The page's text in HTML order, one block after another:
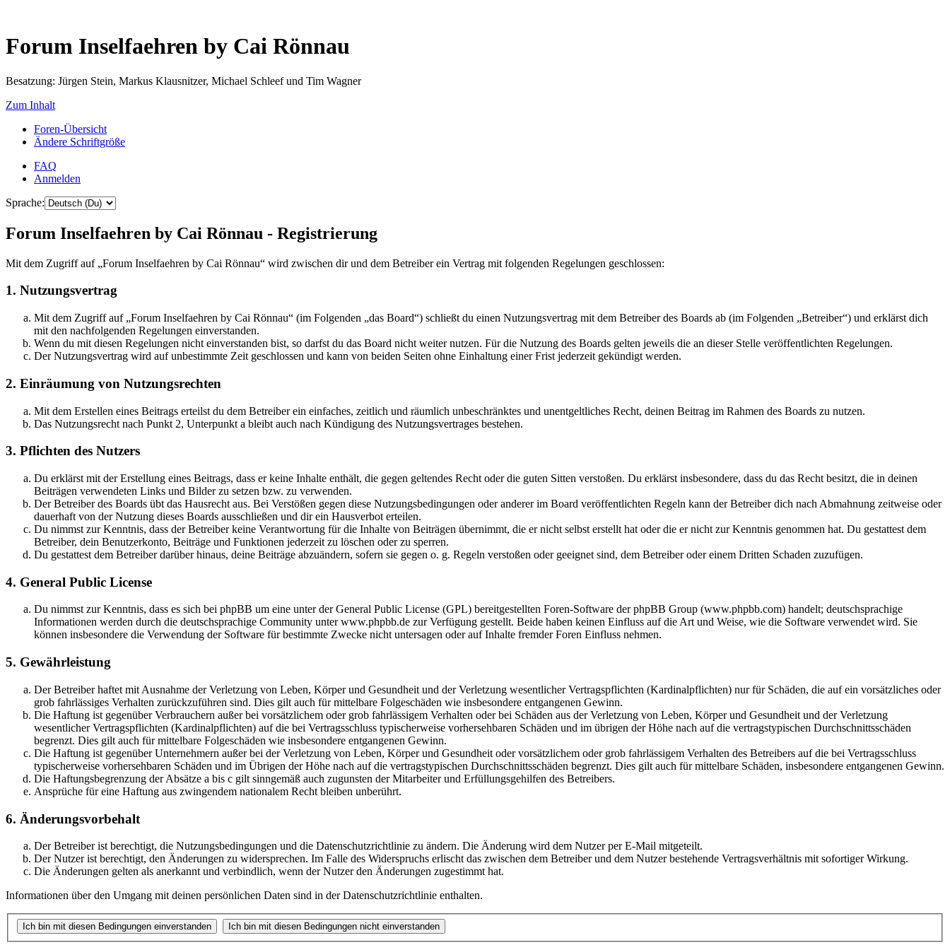
Forum Inselfaehren by Cai Rönnau
Besatzung: Jürgen Stein, Markus Klausnitzer, Michael Schleef und Tim Wagner
Zum Inhalt
Foren-Übersicht
Ändere Schriftgröße
FAQ
Anmelden
Sprache:
Forum Inselfaehren by Cai Rönnau - Registrierung
Mit dem Zugriff auf „Forum Inselfaehren by Cai Rönnau“ wird zwischen dir und dem Betreiber ein Vertrag mit folgenden Regelungen geschlossen:
1. Nutzungsvertrag
Mit dem Zugriff auf „Forum Inselfaehren by Cai Rönnau“ (im Folgenden „das Board“) schließt du einen Nutzungsvertrag mit dem Betreiber des Boards ab (im Folgenden „Betreiber“) und erklärst dich
mit den nachfolgenden Regelungen einverstanden.
Wenn du mit diesen Regelungen nicht einverstanden bist, so darfst du das Board nicht weiter nutzen. Für die Nutzung des Boards gelten jeweils die an dieser Stelle veröffentlichten Regelungen.
Der Nutzungsvertrag wird auf unbestimmte Zeit geschlossen und kann von beiden Seiten ohne Einhaltung einer Frist jederzeit gekündigt werden.
2. Einräumung von Nutzungsrechten
Mit dem Erstellen eines Beitrags erteilst du dem Betreiber ein einfaches, zeitlich und räumlich unbeschränktes und unentgeltliches Recht, deinen Beitrag im Rahmen des Boards zu nutzen.
Das Nutzungsrecht nach Punkt 2, Unterpunkt a bleibt auch nach Kündigung des Nutzungsvertrages bestehen.
3. Pflichten des Nutzers
Du erklärst mit der Erstellung eines Beitrags, dass er keine Inhalte enthält, die gegen geltendes Recht oder die guten Sitten verstoßen. Du erklärst insbesondere, dass du das Recht besitzt, die in deinen
Beiträgen verwendeten Links und Bilder zu setzen bzw. zu verwenden.
Der Betreiber des Boards übt das Hausrecht aus. Bei Verstößen gegen diese Nutzungsbedingungen oder anderer im Board veröffentlichten Regeln kann der Betreiber dich nach Abmahnung zeitweise oder
dauerhaft von der Nutzung dieses Boards ausschließen und dir ein Hausverbot erteilen.
Du nimmst zur Kenntnis, dass der Betreiber keine Verantwortung für die Inhalte von Beiträgen übernimmt, die er nicht selbst erstellt hat oder die er nicht zur Kenntnis genommen hat. Du gestattest dem
Betreiber, dein Benutzerkonto, Beiträge und Funktionen jederzeit zu löschen oder zu sperren.
Du gestattest dem Betreiber darüber hinaus, deine Beiträge abzuändern, sofern sie gegen o. g. Regeln verstoßen oder geeignet sind, dem Betreiber oder einem Dritten Schaden zuzufügen.
4. General Public License
Du nimmst zur Kenntnis, dass es sich bei phpBB um eine unter der General Public License (GPL) bereitgestellten Foren-Software der phpBB Group (www.phpbb.com) handelt; deutschsprachige
Informationen werden durch die deutschsprachige Community unter www.phpbb.de zur Verfügung gestellt. Beide haben keinen Einfluss auf die Art und Weise, wie die Software verwendet wird. Sie
können insbesondere die Verwendung der Software für bestimmte Zwecke nicht untersagen oder auf Inhalte fremder Foren Einfluss nehmen.
5. Gewährleistung
Der Betreiber haftet mit Ausnahme der Verletzung von Leben, Körper und Gesundheit und der Verletzung wesentlicher Vertragspflichten (Kardinalpflichten) nur für Schäden, die auf ein vorsätzliches oder
grob fahrlässiges Verhalten zurückzuführen sind. Dies gilt auch für mittelbare Folgeschäden wie insbesondere entgangenen Gewinn.
Die Haftung ist gegenüber Verbrauchern außer bei vorsätzlichem oder grob fahrlässigem Verhalten oder bei Schäden aus der Verletzung von Leben, Körper und Gesundheit und der Verletzung
wesentlicher Vertragspflichten (Kardinalpflichten) auf die bei Vertragsschluss typischerweise vorhersehbaren Schäden und im übrigen der Höhe nach auf die vertragstypischen Durchschnittsschäden
begrenzt. Dies gilt auch für mittelbare Folgeschäden wie insbesondere entgangenen Gewinn.
Die Haftung ist gegenüber Unternehmern außer bei der Verletzung von Leben, Körper und Gesundheit oder vorsätzlichem oder grob fahrlässigem Verhalten des Betreibers auf die bei Vertragsschluss
typischerweise vorhersehbaren Schäden und im Übrigen der Höhe nach auf die vertragstypischen Durchschnittsschäden begrenzt. Dies gilt auch für mittelbare Schäden, insbesondere entgangenen Gewinn.
Die Haftungsbegrenzung der Absätze a bis c gilt sinngemäß auch zugunsten der Mitarbeiter und Erfüllungsgehilfen des Betreibers.
Ansprüche für eine Haftung aus zwingendem nationalem Recht bleiben unberührt.
6. Änderungsvorbehalt
Der Betreiber ist berechtigt, die Nutzungsbedingungen und die Datenschutzrichtlinie zu ändern. Die Änderung wird dem Nutzer per E-Mail mitgeteilt.
Der Nutzer ist berechtigt, den Änderungen zu widersprechen. Im Falle des Widerspruchs erlischt das zwischen dem Betreiber und dem Nutzer bestehende Vertragsverhältnis mit sofortiger Wirkung.
Die Änderungen gelten als anerkannt und verbindlich, wenn der Nutzer den Änderungen zugestimmt hat.
Informationen über den Umgang mit deinen persönlichen Daten sind in der Datenschutzrichtlinie enthalten.